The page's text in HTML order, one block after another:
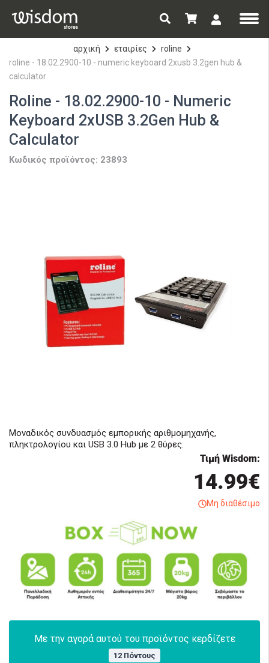
αρχική εταιρίες
roline
roline - 18.02.2900-10 - numeric keyboard 2xusb 3.2gen hub &
calculator
Roline - 18.02.2900-10 - Numeric
Keyboard 2xUSB 3.2Gen Hub &
Calculator
Κωδικός προϊόντος: 23893
Μοναδικός συνδυασμός εμπορικής αριθμομηχανής,
πληκτρολογίου και USB 3.0 Hub με 2 θύρες.
Τιμή Wisdom:
14.99€
Μη διαθέσιμο
Με την αγορά αυτού του προϊόντος κερδίζετε
12 Πόντους